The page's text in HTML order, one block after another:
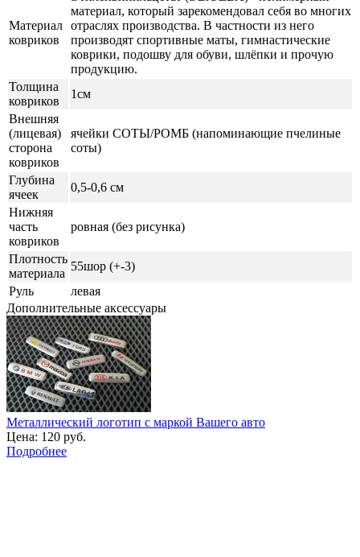
Материал
ковриков
материал, который зарекомендовал себя во многих
отраслях производства. В частности из него
производят спортивные маты, гимнастические
коврики, подошву для обуви, шлёпки и прочую
продукцию.
Толщина
ковриков
1см
Внешняя
(лицевая)
сторона
ковриков
ячейки СОТЫ/РОМБ (напоминающие пчелиные
соты)
Глубина
ячеек
0,5-0,6 см
Нижняя
часть
ковриков
ровная (без рисунка)
Плотность
материала
55шор (+-3)
Руль
левая
Дополнительные аксессуары
Металлический логотип с маркой Вашего авто
Цена: 120 руб.
Подробнее